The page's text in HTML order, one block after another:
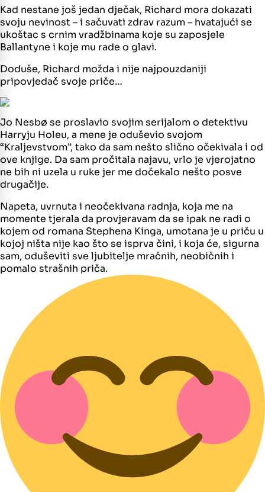
Kad nestane još jedan dječak, Richard mora dokazati
svoju nevinost – i sačuvati zdrav razum – hvatajući se
ukoštac s crnim vradžbinama koje su zaposjele
Ballantyne i koje mu rade o glavi.
Doduše, Richard možda i nije najpouzdaniji
pripovjedač svoje priče…
Jo Nesbø se proslavio svojim serijalom o detektivu
Harryju Holeu, a mene je oduševio svojom
“Kraljevstvom”, tako da sam nešto slično očekivala i od
ove knjige. Da sam pročitala najavu, vrlo je vjerojatno
ne bih ni uzela u ruke jer me dočekalo nešto posve
drugačije.
Napeta, uvrnuta i neočekivana radnja, koja me na
momente tjerala da provjeravam da se ipak ne radi o
kojem od romana Stephena Kinga, umotana je u priču u
kojoj ništa nije kao što se isprva čini, i koja će, sigurna
sam, oduševiti sve ljubitelje mračnih, neobičnih i
pomalo strašnih priča.